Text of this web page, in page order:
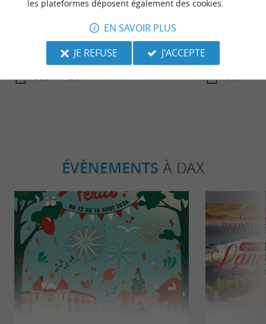
Les thermes et spas des Landes : entre
sources miraculeuses et parenthèses
505 m - Dax
Les arènes
505 m -
ÉVÈNEMENTS À DAX
les plateformes déposent également des cookies.
EN SAVOIR PLUS
JE REFUSE
J'ACCEPTE